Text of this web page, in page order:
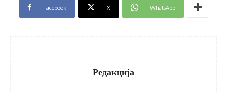
Facebook X WhatsApp
Редакција